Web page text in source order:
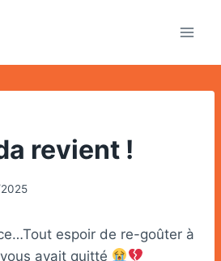
revient !
espoir de re-goûter à
avait quitté